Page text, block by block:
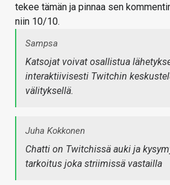
tekee tämän ja pinnaa sen
niin 10/10.
Sampsa
Katsojat voivat osallistua
interaktiivisesti Twitchin
välityksellä.
Juha Kokkonen
Chatti on Twitchissä auki ja
tarkoitus joka striimissä vastailla